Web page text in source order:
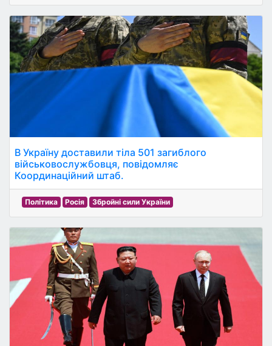
В Україну доставили тіла 501 загиблого
військовослужбовця, повідомляє
Координаційний штаб.
Політика Росія Збройні сили України